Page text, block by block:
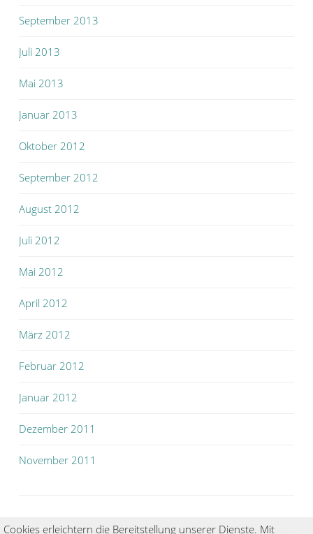
September 2013
Juli 2013
Mai 2013
Januar 2013
Oktober 2012
September 2012
August 2012
Juli 2012
Mai 2012
April 2012
März 2012
Februar 2012
Januar 2012
Dezember 2011
November 2011
Cookies erleichtern die Bereitstellung unserer Dienste. Mit